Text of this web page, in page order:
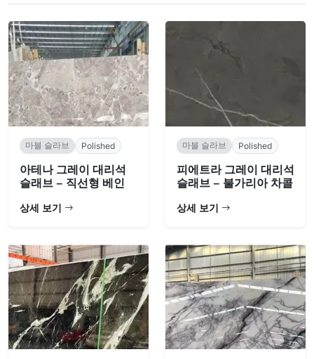
마블 슬라브 Polished
아테나 그레이 대리석
슬래브 – 직선형 베인
상세 보기
마블 슬라브 Polished
피에트라 그레이 대리석
슬래브 – 불가리아 차콜
상세 보기